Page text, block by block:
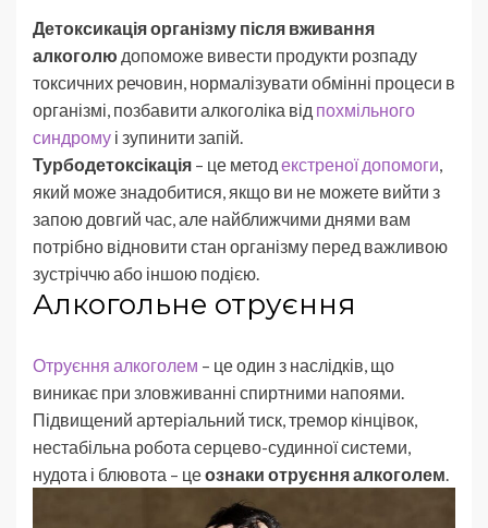
Детоксикація організму після вживання
алкоголю допоможе вивести продукти розпаду
токсичних речовин, нормалізувати обмінні процеси в
організмі, позбавити алкоголіка від похмільного
синдрому і зупинити запій.
Турбодетоксікація – це метод екстреної допомоги
який може знадобитися, якщо ви не можете вийти з
запою довгий час, але найближчими днями вам
потрібно відновити стан організму перед важливою
зустріччю або іншою подією.
Алкогольне отруєння
Отруєння алкоголем – це один з наслідків, що
виникає при зловживанні спиртними напоями.
Підвищений артеріальний тиск, тремор кінцівок,
нестабільна робота серцево-судинної системи,
нудота і блювота – цеознаки отруєння алкоголем